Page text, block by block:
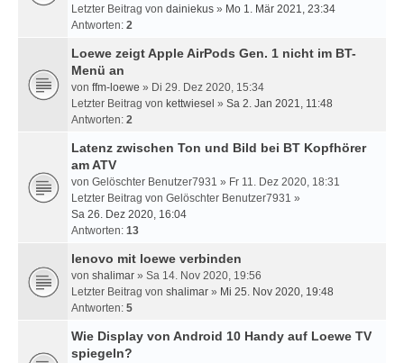
Letzter Beitrag von dainiekus » Mo 1. Mär 2021, 23:34
Antworten: 2
Loewe zeigt Apple AirPods Gen. 1 nicht im BT-
Menü an
von ffm-loewe » Di 29. Dez 2020, 15:34
Letzter Beitrag von kettwiesel » Sa 2. Jan 2021, 11:48
Antworten: 2
Latenz zwischen Ton und Bild bei BT Kopfhörer
am ATV
von Gelöschter Benutzer7931 » Fr 11. Dez 2020, 18:31
Letzter Beitrag von Gelöschter Benutzer7931 »
Sa 26. Dez 2020, 16:04
Antworten: 13
lenovo mit loewe verbinden
von shalimar » Sa 14. Nov 2020, 19:56
Letzter Beitrag von shalimar » Mi 25. Nov 2020, 19:48
Antworten: 5
Wie Display von Android 10 Handy auf Loewe TV
spiegeln?